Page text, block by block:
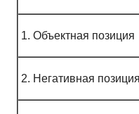
1. Объектная позиция
2. Негативная позиция